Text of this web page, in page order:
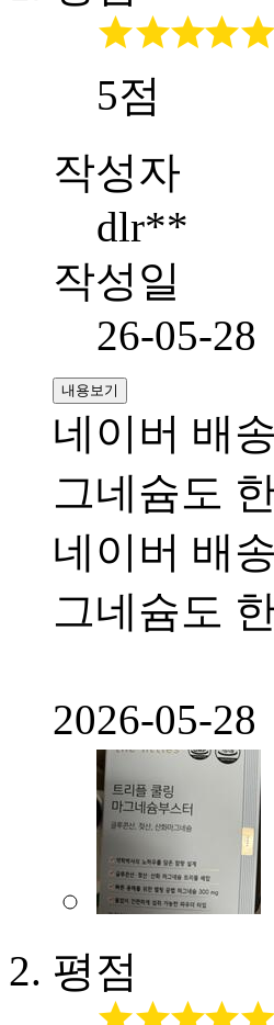
5점
작성자
dlr**
작성일
26-05-28
내용보기
네이버 배
그네슘도
네이버 배
그네슘도
2026-05-
평점